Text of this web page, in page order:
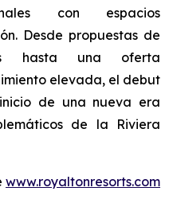
con espacios
Desde propuestas de
hasta una oferta
elevada, el debut
de una nueva era
de la Riviera
www.royaltonresorts.com